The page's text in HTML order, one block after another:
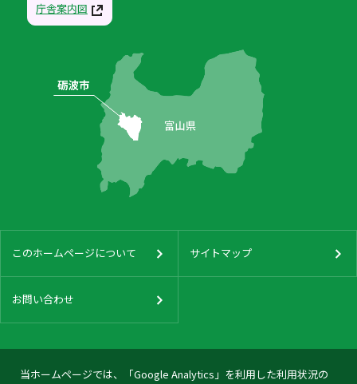
当ホームページでは、「Google Analytics」を利用した利用状況の
庁舎案内図
このホームページについて サイトマップ
お問い合わせ